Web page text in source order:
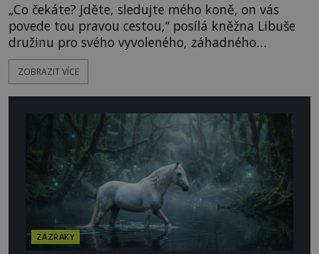
„Co čekáte? Jděte, sledujte mého koně, on vás
povede tou pravou cestou,“ posílá kněžna Libuše
družinu pro svého vyvoleného, záhadného
Přemysla Oráče, podle legend prvního vládce z
dynastie Přemyslovců. „…cestu tuto nejednou
budoucího vládce najít. Ve Stadicích, ka
ZOBRAZIT VÍCE
ZÁZRAKY